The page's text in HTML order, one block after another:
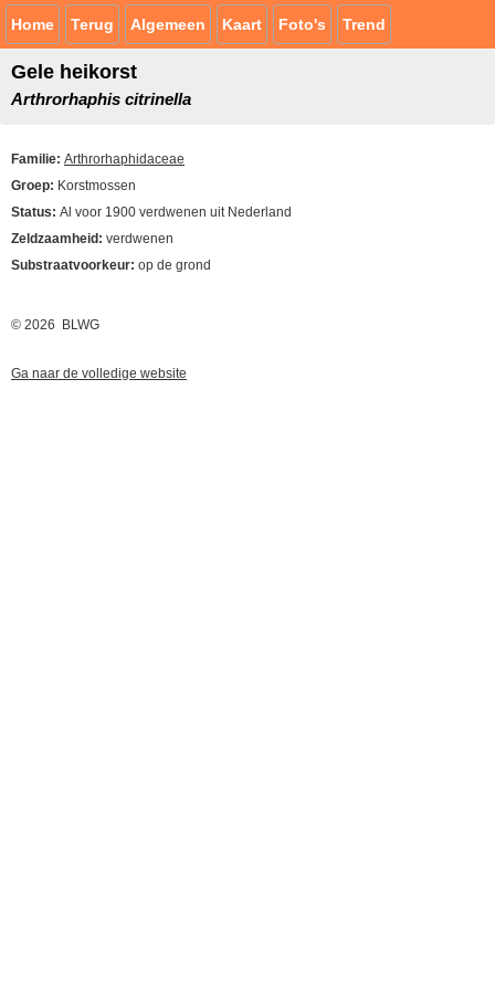
Home Terug Algemeen Kaart Foto's Trend
Gele heikorst
Arthrorhaphis citrinella
Familie: Arthrorhaphidaceae
Groep: Korstmossen
Status: Al voor 1900 verdwenen uit Nederland
Zeldzaamheid: verdwenen
Substraatvoorkeur: op de grond
© 2026 BLWG
Ga naar de volledige website